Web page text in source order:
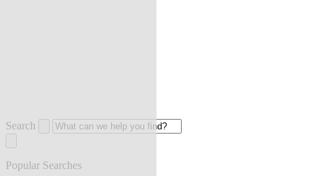
Search
Popular Searches